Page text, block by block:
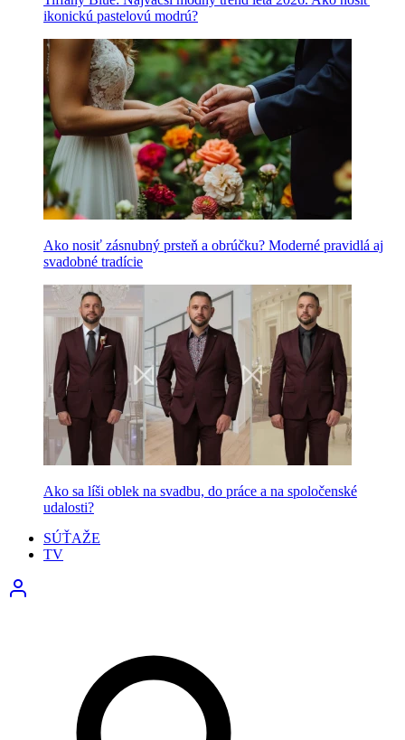
ikonickú pastelovú modrú?
Ako nosiť zásnubný prsteň a obrúčku? Moderné pravidlá aj
svadobné tradície
Ako sa líši oblek na svadbu, do práce a na spoločenské
udalosti?
SÚŤAŽE
TV